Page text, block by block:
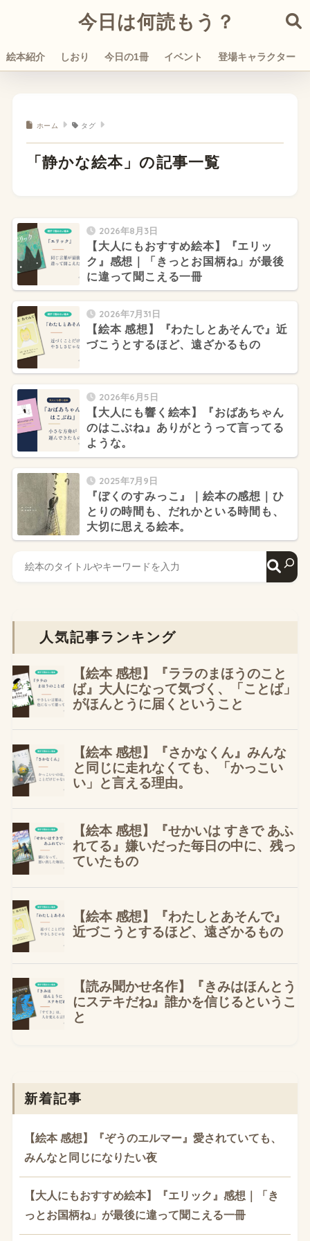
今日は何読もう？
絵本紹介 しおり 今日の1冊 イベント 登場キャラクター
ホーム タグ
「静かな絵本」の記事一覧
2026年8月3日
【大人にもおすすめ絵本】『エリッ
ク』感想｜「きっとお国柄ね」が最後
に違って聞こえる一冊
2026年7月31日
【絵本 感想】『わたしとあそんで』近
づこうとするほど、遠ざかるもの
2026年6月5日
【大人にも響く絵本】『おばあちゃん
のはこぶね』ありがとうって言ってる
ような。
2025年7月9日
『ぼくのすみっこ』｜絵本の感想｜ひ
とりの時間も、だれかといる時間も、
大切に思える絵本。
人気記事ランキング
新着記事
【絵本 感想】『ぞうのエルマー』愛されていても、
みんなと同じになりたい夜
【大人にもおすすめ絵本】『エリック』感想｜「き
っとお国柄ね」が最後に違って聞こえる一冊